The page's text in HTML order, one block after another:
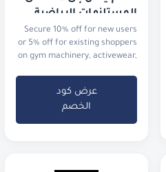
المستلزمات الرياضية
Secure 10% off for new users
or 5% off for existing shoppers
on gym machinery, activewear,
عرض كود
الخصم